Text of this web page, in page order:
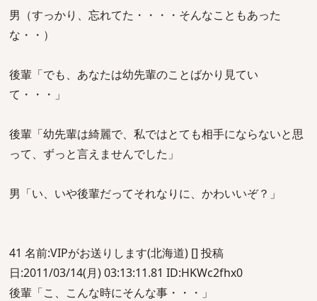
男（すっかり、忘れてた・・・・そんなこともあった
な・・）
後輩「でも、あなたは幼先輩のことばかり見てい
て・・・」
後輩「幼先輩は綺麗で、私ではとても相手にならないと思
って、ずっと言えませんでした」
男「い、いや後輩だってそれなりに、かわいいぞ？」
41 名前:VIPがお送りします(北海道) [] 投稿
日:2011/03/14(月) 03:13:11.81 ID:HKWc2fhx0
後輩「こ、こんな時にそんな事・・・」